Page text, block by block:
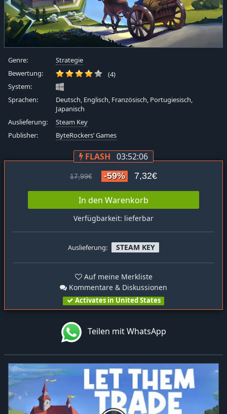
Genre:
Strategie
Bewertung:
(4)
System:
Sprachen:
Deutsch, Englisch, Französisch, Portugiesisch,
Japanisch
Auslieferung:
Steam Key
Publisher:
ByteRockers’ Games
FLASH 03:52:06
17,99€ -59% 7,32€
In den Warenkorb
Verfügbarkeit: lieferbar
Auslieferung: STEAM KEY
Auf meine Merkliste
Kommentare & Diskussionen
Activates in United States
Teilen mit WhatsApp